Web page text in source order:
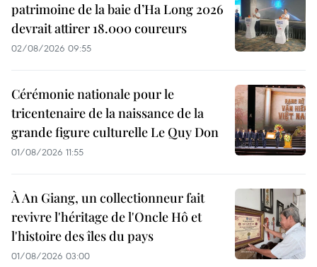
patrimoine de la baie d’Ha Long 2026
devrait attirer 18.000 coureurs
02/08/2026 09:55
Cérémonie nationale pour le
tricentenaire de la naissance de la
grande figure culturelle Le Quy Don
01/08/2026 11:55
À An Giang, un collectionneur fait
revivre l'héritage de l'Oncle Hô et
l'histoire des îles du pays
01/08/2026 03:00